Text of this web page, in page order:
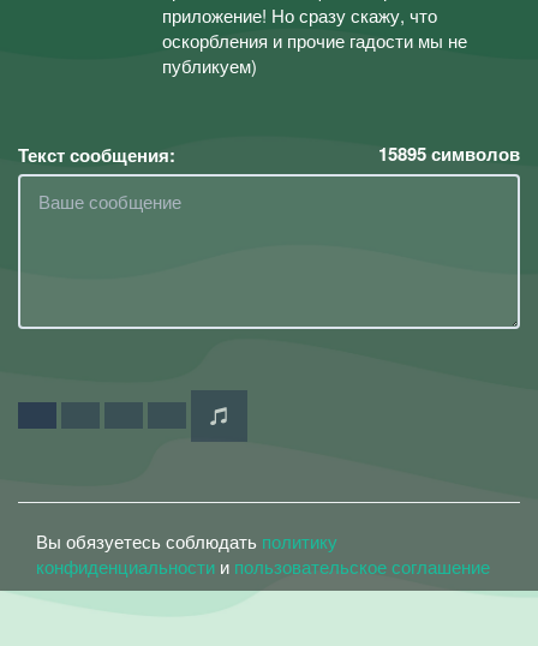
приложение! Но сразу скажу, что
оскорбления и прочие гадости мы не
публикуем)
Текст сообщения: 15895символов
Вы обязуетесь соблюдать политику
конфиденциальности и пользовательское соглашение